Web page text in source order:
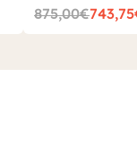
875,00€